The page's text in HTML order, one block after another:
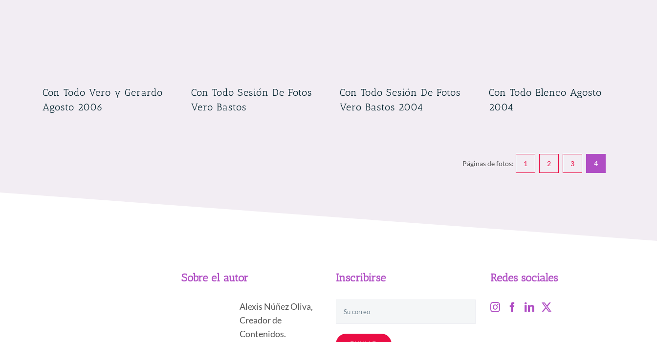
Con Todo Vero y Gerardo
Agosto 2006
Con Todo Sesión De Fotos
Vero Bastos
Con Todo Sesión De Fotos
Vero Bastos 2004
Con Todo Elenco Agosto
2004
Páginas de fotos: 1 2 3 4
Sobre el autor
Alexis Núñez Oliva,
Creador de
Contenidos.
Inscribirse Redes sociales